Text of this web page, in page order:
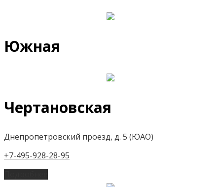
Южная
Чертановская
Днепропетровский проезд, д. 5 (ЮАО)
+7-495-928-28-95